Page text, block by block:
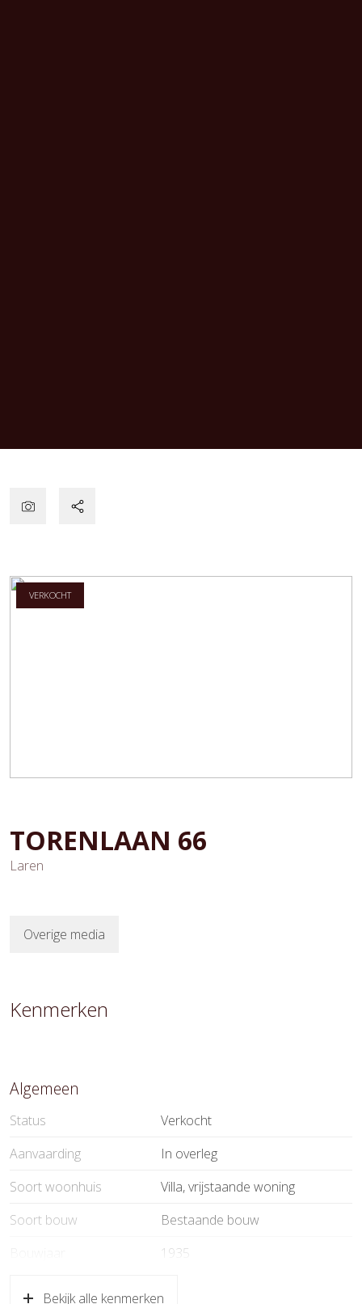
VERKOCHT
TORENLAAN 66
Laren
Overige media
Kenmerken
Algemeen
Status
Verkocht
Aanvaarding
In overleg
Soort woonhuis
Villa, vrijstaande woning
Soort bouw
Bestaande bouw
1935
Bekijk alle kenmerken